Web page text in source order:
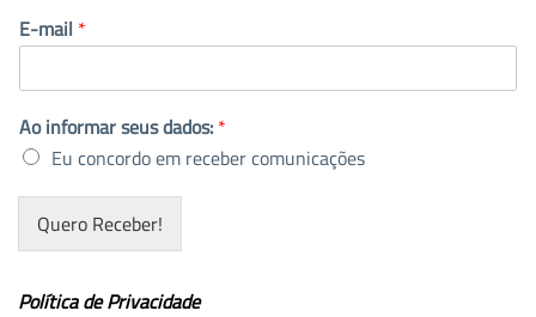
E-mail *
Ao informar seus dados: *
Eu concordo em receber comunicações
Quero Receber!
Política de Privacidade